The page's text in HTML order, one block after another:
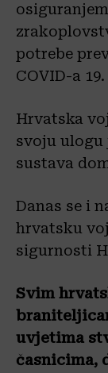
potrebe
COVID-a 19.
Hrvatska
svoju ulogu
sustava
Danas se i
hrvatsku
sigurnosti
Svim
uvjetima
časnicima,